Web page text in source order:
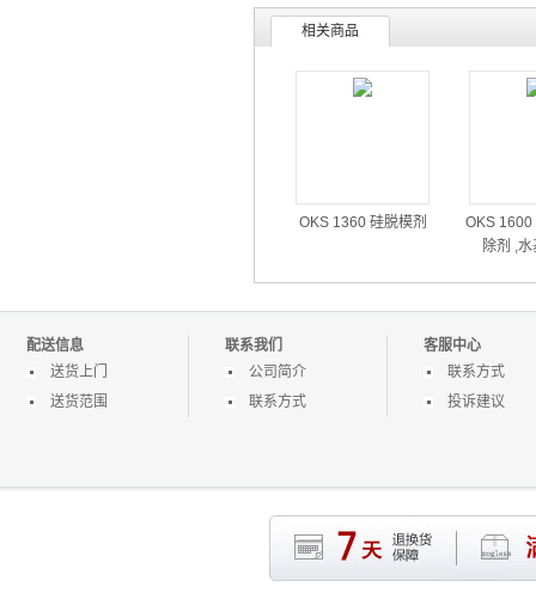
相关商品
OKS 1360 硅脱模剂
OKS 1600
除剂 ,
配送信息
送货上门
送货范围
联系我们
公司简介
联系方式
客服中心
联系方式
投诉建议